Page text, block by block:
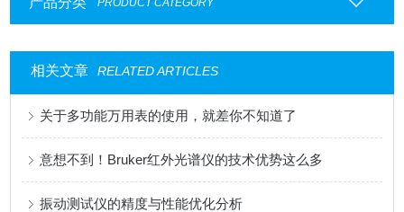
相关文章 RELATED ARTICLES
关于多功能万用表的使用，就差你不知道了
意想不到！Bruker红外光谱仪的技术优势这么多
振动测试仪的精度与性能优化分析